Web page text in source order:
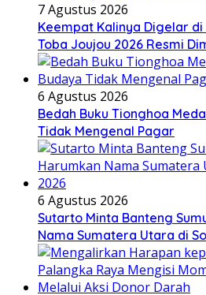
7 Agustus 2026
Keempat Kalinya Digelar
Toba Joujou 2026 Resmi
6 Agustus 2026
Bedah Buku Tionghoa
Tidak Mengenal Pagar
6 Agustus 2026
Sutarto Minta Banteng
Nama Sumatera Utara di